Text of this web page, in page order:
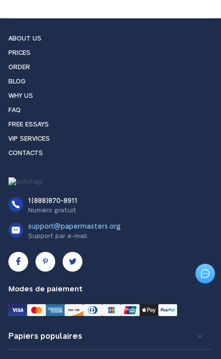
ABOUT US
PRICES
ORDER
BLOG
WHY US
FAQ
FREE ESSAYS
VIP SERVICES
CONTACTS
1(888)870-8911
Numéro gratuit
support@papermasters.org
Support par e-mail
Modes de paiement
Papiers populaires